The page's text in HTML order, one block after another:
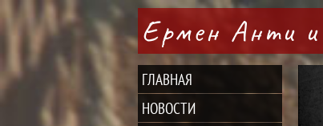
Ермен Анти
ГЛАВНАЯ
НОВОСТИ